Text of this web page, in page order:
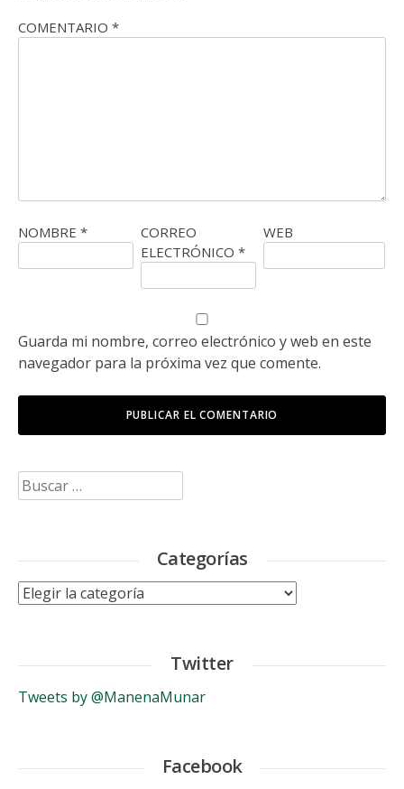
COMENTARIO *
NOMBRE *
CORREO
ELECTRÓNICO *
WEB
Guarda mi nombre, correo electrónico y web en este
navegador para la próxima vez que comente.
Buscar:
Categorías
Categorías
Twitter
Tweets by @ManenaMunar
Facebook